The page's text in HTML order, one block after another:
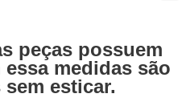
peças possuem
medidas são
sem esticar.